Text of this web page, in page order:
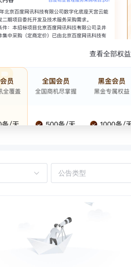
查看全部权益